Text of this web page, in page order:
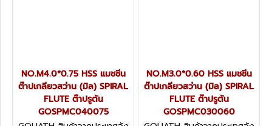
NO.M4.0*0.75 HSS แมชชีน
ต๊าปเกลียวสว่าน (มิล) SPIRAL
FLUTE ต๊าปรูตัน
GOSPMC040075
NO.M3.0*0.60 HSS แมชชีน
ต๊าปเกลียวสว่าน (มิล) SPIRAL
FLUTE ต๊าปรูตัน
GOSPMC030060